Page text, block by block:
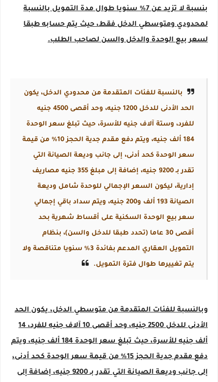
بنسبة لا تزيد عن 7% سنويا طوال مدة التمويل بالنسبة
لمحدودي ومتوسطي الدخل فقط، حيث يتم حسابه طبقا
لسعر بيع الوحدة والدخل والسن لصاحب الطلب.
بالنسبة للفئات المتقدمة من محدودي الدخل، يكون
الحد الأدنى للدخل 1200 جنيه، وحد أقصى 4500 جنيه
للفرد، وستة آلاف جنيه للأسرة، حيث تبلغ سعر الوحدة
184 ألف جنيه، ويتم دفع مقدم جدية الحجز 10% من قيمة
سعر الوحدة كحد أدنى، إلى جانب وديعة الصيانة التي
تقدر بـ 9200 جنيه، إضافة إلى مبلغ 355 جنيه مصاريف
إدارية، ليكون السعر الإجمالي للوحدة شامل وديعة
الصيانة 193 ألف و200 جنيه، ويتم سداد باقي إجمالي
سعر بيع الوحدة السكنية على أقساط شهرية بحد
أقصى 30 عاما (تحدد طبقا للدخل والسن)، بنظام
التمويل العقاري المدعم بفائدة 3% سنويا متناقصة ولا
يتم تغييرها طوال فترة التمويل.
وبالنسبة للفئات المتقدمة من متوسطي الدخل، يكون الحد
الأدنى للدخل 2500 جنيه، وحد أقصى 10 آلاف جنيه للفرد، 14
ألف جنيه للأسرة، حيث تبلغ سعر الوحدة 184 ألف جنيه، ويتم
دفع مقدم جدية الحجز 15% من قيمة سعر الوحدة كحد أدنى،
إلى جانب وديعة الصيانة التي تقدر بـ 9200 جنيه، إضافة إلى